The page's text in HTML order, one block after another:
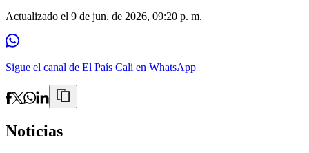
Actualizado el 9 de jun. de 2026, 09:20 p. m.
Sigue el canal de El País Cali en WhatsApp
Noticias